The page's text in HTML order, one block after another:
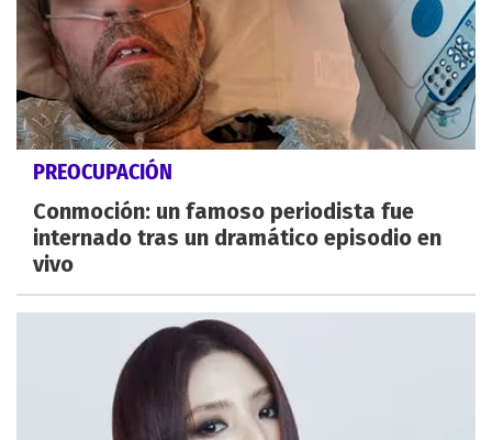
PREOCUPACIÓN
Conmoción: un famoso periodista fue
internado tras un dramático episodio en
vivo